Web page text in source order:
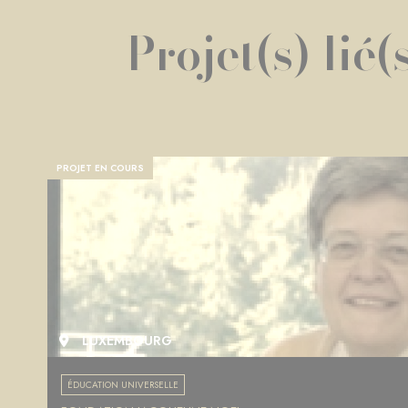
Projet(s)
PROJET EN COURS
LUXEMBOURG
ÉDUCATION UNIVERSELLE